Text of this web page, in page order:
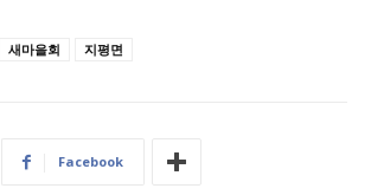
새마을회 지평면
Facebook